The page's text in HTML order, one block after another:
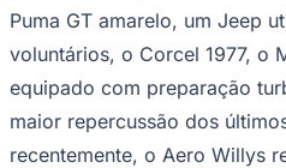
Puma GT amarelo, um Jeep
voluntários, o Corcel 1977, o
equipado com preparação
maior repercussão dos
recentemente, o Aero Willys